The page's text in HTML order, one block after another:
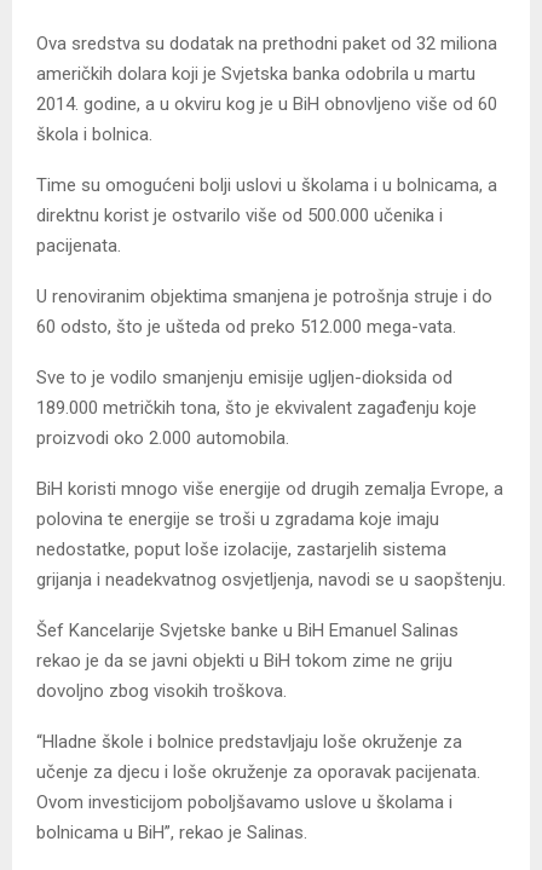
Ova sredstva su dodatak na prethodni paket od 32 miliona
američkih dolara koji je Svjetska banka odobrila u martu
2014. godine, a u okviru kog je u BiH obnovljeno više od 60
škola i bolnica.
Time su omogućeni bolji uslovi u školama i u bolnicama, a
direktnu korist je ostvarilo više od 500.000 učenika i
pacijenata.
U renoviranim objektima smanjena je potrošnja struje i do
60 odsto, što je ušteda od preko 512.000 mega-vata.
Sve to je vodilo smanjenju emisije ugljen-dioksida od
189.000 metričkih tona, što je ekvivalent zagađenju koje
proizvodi oko 2.000 automobila.
BiH koristi mnogo više energije od drugih zemalja Evrope, a
polovina te energije se troši u zgradama koje imaju
nedostatke, poput loše izolacije, zastarjelih sistema
grijanja i neadekvatnog osvjetljenja, navodi se u saopštenju.
Šef Kancelarije Svjetske banke u BiH Emanuel Salinas
rekao je da se javni objekti u BiH tokom zime ne griju
dovoljno zbog visokih troškova.
“Hladne škole i bolnice predstavljaju loše okruženje za
učenje za djecu i loše okruženje za oporavak pacijenata.
Ovom investicijom poboljšavamo uslove u školama i
bolnicama u BiH”, rekao je Salinas.